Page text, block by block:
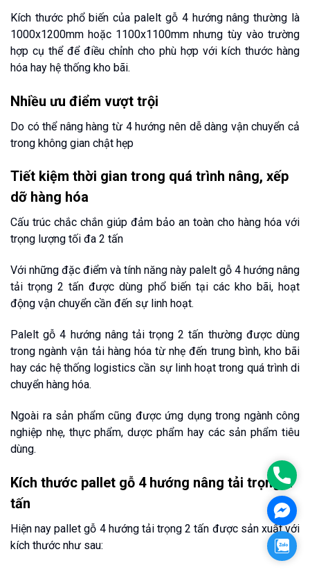
Kích thước phổ biến của palelt gỗ 4 hướng nâng thường là
1000x1200mm hoặc 1100x1100mm nhưng tùy vào trường
hợp cụ thể để điều chỉnh cho phù hợp với kích thước hàng
hóa hay hệ thống kho bãi.
Nhiều ưu điểm vượt trội
Do có thể nâng hàng từ 4 hướng nên dễ dàng vận chuyển cả
trong không gian chật hẹp
Tiết kiệm thời gian trong quá trình nâng, xếp
dỡ hàng hóa
Cấu trúc chắc chắn giúp đảm bảo an toàn cho hàng hóa với
trọng lượng tối đa 2 tấn
Với những đặc điểm và tính năng này palelt gỗ 4 hướng nâng
tải trọng 2 tấn được dùng phổ biến tại các kho bãi, hoạt
động vận chuyển cần đến sự linh hoạt.
Palelt gỗ 4 hướng nâng tải trọng 2 tấn thường được dùng
trong ngành vận tải hàng hóa từ nhẹ đến trung bình, kho bãi
hay các hệ thống logistics cần sự linh hoạt trong quá trình di
chuyển hàng hóa.
Ngoài ra sản phẩm cũng được ứng dụng trong ngành công
nghiệp nhẹ, thực phẩm, dược phẩm hay các sản phẩm tiêu
dùng.
Kích thước pallet gỗ 4 hướng nâng tải trọng 2
tấn
Hiện nay pallet gỗ 4 hướng tải trọng 2 tấn được sản xuất với
kích thước như sau:
Zalo